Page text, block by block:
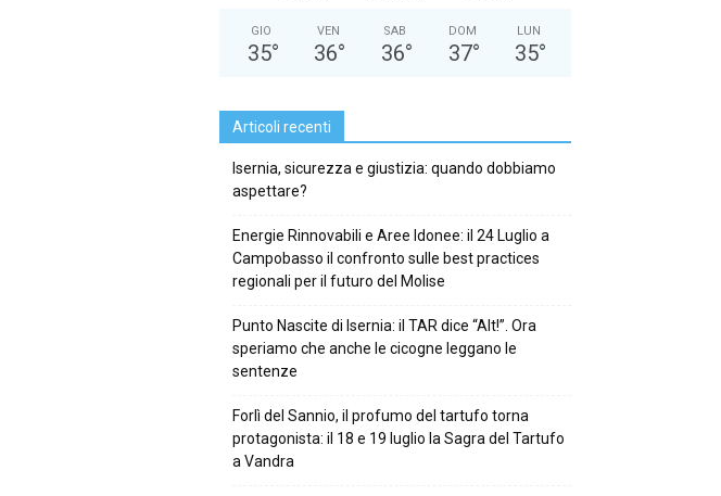
GIO
35°
VEN
36°
SAB
36°
DOM
37°
LUN
35°
Articoli recenti
Isernia, sicurezza e giustizia: quando dobbiamo
aspettare?
Energie Rinnovabili e Aree Idonee: il 24 Luglio a
Campobasso il confronto sulle best practices
regionali per il futuro del Molise
Punto Nascite di Isernia: il TAR dice “Alt!”. Ora
speriamo che anche le cicogne leggano le
sentenze
Forlì del Sannio, il profumo del tartufo torna
protagonista: il 18 e 19 luglio la Sagra del Tartufo
a Vandra